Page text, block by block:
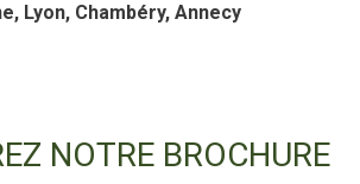
Lyon, Chambéry, Annecy
NOTRE BROCHURE